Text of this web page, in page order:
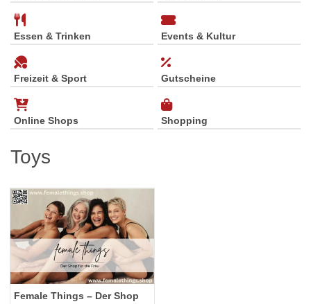
Essen & Trinken Events & Kultur
Freizeit & Sport Gutscheine
Online Shops Shopping
Toys
Female Things – Der Shop